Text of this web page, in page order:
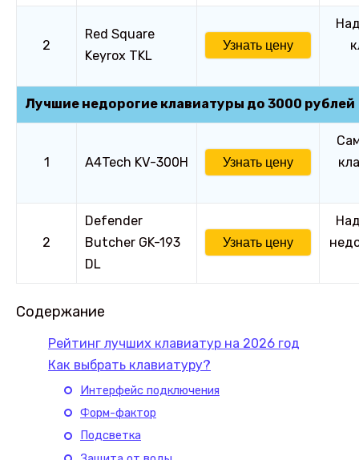
2
Red Square
Keyrox TKL
Узнать цену
Лучшие недорогие клавиатуры до 3000 рублей
1 A4Tech KV-300H Узнать цену
2
Defender
Butcher GK-193
DL
Узнать цену
Содержание
Рейтинг лучших клавиатур на 2026 год
Как выбрать клавиатуру?
Интерфейс подключения
Форм-фактор
Подсветка